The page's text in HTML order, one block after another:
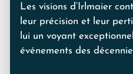
Les visions d’Irlmaier
leur précision et leur
lui un voyant
événements des